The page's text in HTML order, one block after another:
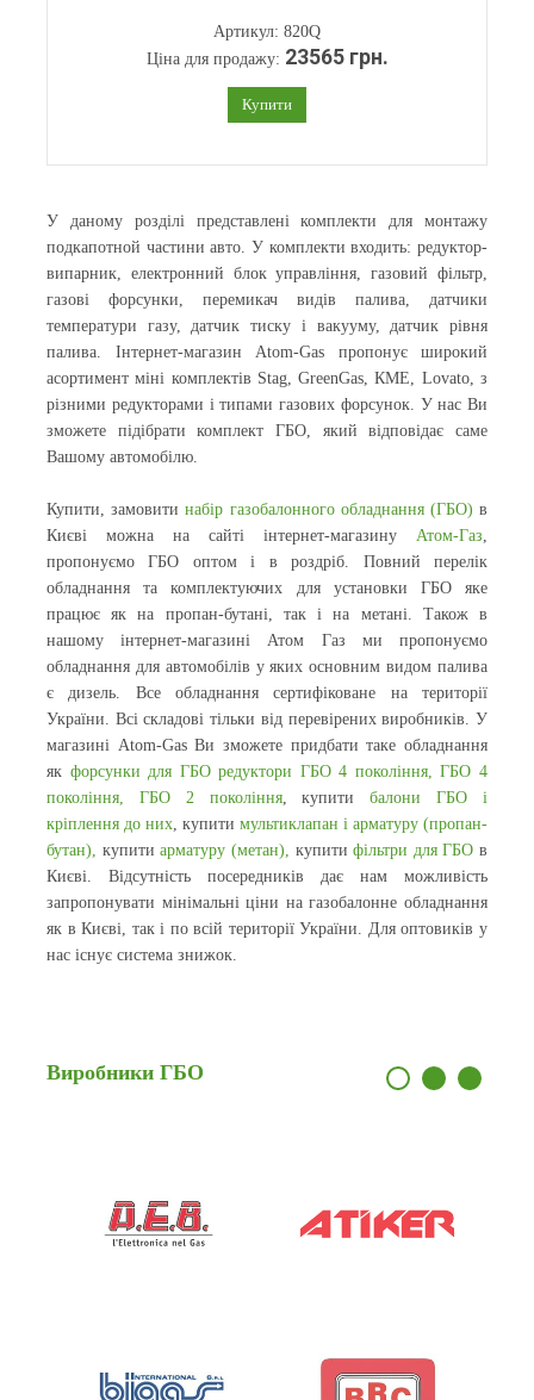
Артикул: 820Q
Ціна для продажу: 23565 грн.
Купити
У даному розділі представлені комплекти для монтажу
подкапотной частини авто. У комплекти входить: редуктор-
випарник, електронний блок управління, газовий фільтр,
газові форсунки, перемикач видів палива, датчики
температури газу, датчик тиску і вакууму, датчик рівня
палива. Інтернет-магазин Atom-Gas пропонує широкий
асортимент міні комплектів Stag, GreenGas, КМЕ, Lovato, з
різними редукторами і типами газових форсунок. У нас Ви
зможете підібрати комплект ГБО, який відповідає саме
Вашому автомобілю.
Купити, замовитинабір газобалонного обладнання (ГБО)в
Києві можна на сайті інтернет-магазину Атом-Газ,
пропонуємо ГБО оптом і в роздріб. Повний перелік
обладнання та комплектуючих для установки ГБО яке
працює як на пропан-бутані, так і на метані. Також в
нашому інтернет-магазині Атом Газ ми пропонуємо
обладнання для автомобілів у яких основним видом палива
є дизель. Все обладнання сертифіковане на території
України. Всі складові тільки від перевірених виробників. У
магазині Atom-Gas Ви зможете придбати таке обладнання
як форсунки для ГБО редуктори ГБО 4 покоління, ГБО 4
покоління, ГБО 2 покоління, купитибалони ГБО і
кріплення до них, купити мультиклапан і арматуру (пропан-
бутан), купити арматуру (метан), купити фільтри для ГБО в
Києві. Відсутність посередників дає нам можливість
запропонувати мінімальні ціни на газобалонне обладнання
як в Києві, так і по всій території України. Для оптовиків у
нас існує система знижок.
Виробники ГБО